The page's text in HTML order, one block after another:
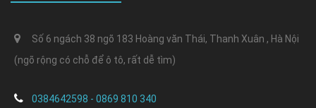
Số 6 ngách 38 ngõ 183 Hoàng văn Thái, Thanh Xuân , Hà Nội
(ngõ rộng có chỗ để ô tô, rất dễ tìm)
0384642598 - 0869 810 340